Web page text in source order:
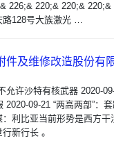
226;& 220;& 220;& 220;&
路128号大族激光 …
件及维修改造股份有
允许沙特有核武器 2020-
09-21 “两高两部”：
利比亚当前形势是西方干
新行长 。